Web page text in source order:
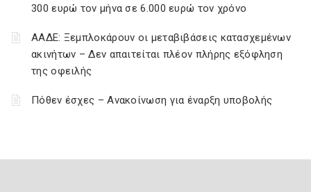
300 ευρώ τον μήνα σε 6.000 ευρώ τον χρόνο
ΑΑΔΕ: Ξεμπλοκάρουν οι μεταβιβάσεις κατασχεμένων
ακινήτων – Δεν απαιτείται πλέον πλήρης εξόφληση
της οφειλής
Πόθεν έσχες – Ανακοίνωση για έναρξη υποβολής